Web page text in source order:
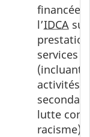
financées
l’IDCA
services
(incluant
activités
lutte
racisme)